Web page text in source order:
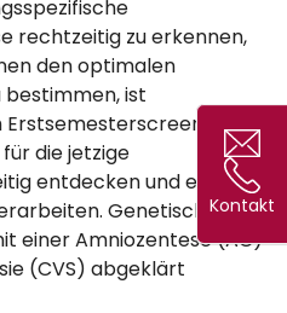
Kontakt
Kontakt
rechtzeitig zu erkennen,
den optimalen
bestimmen, ist
Erstsemesterscreening
die jetzige
entdecken und ein
Genetische
einer Amniozentese (AC)
(CVS) abgeklärt